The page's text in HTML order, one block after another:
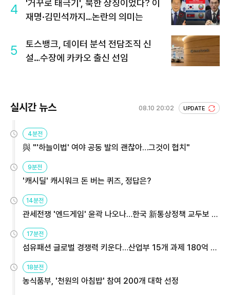
4
'거꾸로 태극기', 북한 상징이었다? 이
재명·김민석까지…논란의 의미는
5
토스뱅크, 데이터 분석 전담조직 신
설…수장에 카카오 출신 선임
실시간 뉴스 08.10 20:02 UPDATE
4분전
與 "'하늘이법' 여야 공동 발의 괜찮아…그것이 협치"
9분전
'캐시딜' 캐시워크 돈 버는 퀴즈, 정답은?
14분전
관세전쟁 '엔드게임' 윤곽 나오나…한국 新통상정책 교두보 활
17분전
섬유패션 글로벌 경쟁력 키운다…산업부 15개 과제 180억 지
18분전
농식품부, '천원의 아침밥' 참여 200개 대학 선정